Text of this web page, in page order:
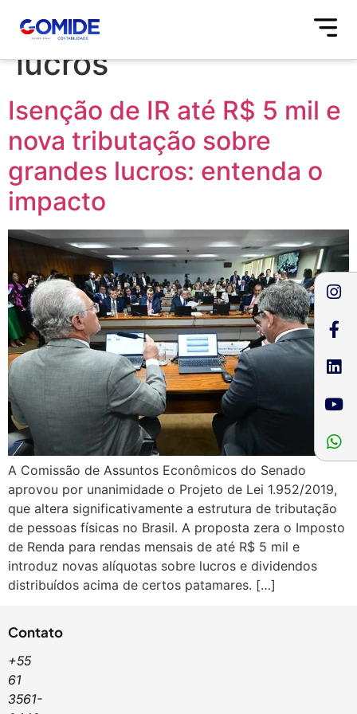
Tag:nova tributação
lucros
Isenção de IR até R$ 5 mil e
nova tributação sobre
grandes lucros: entenda o
impacto
A Comissão de Assuntos Econômicos do Senado
aprovou por unanimidade o Projeto de Lei 1.952/2019,
que altera significativamente a estrutura de tributação
de pessoas físicas no Brasil. A proposta zera o Imposto
de Renda para rendas mensais de até R$ 5 mil e
introduz novas alíquotas sobre lucros e dividendos
distribuídos acima de certos patamares. […]
Contato
+55
61
3561-